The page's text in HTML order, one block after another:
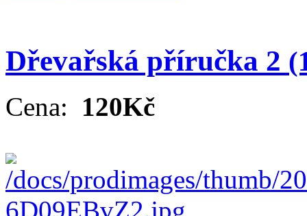
Dřevařská příručka 2
Cena: 120Kč